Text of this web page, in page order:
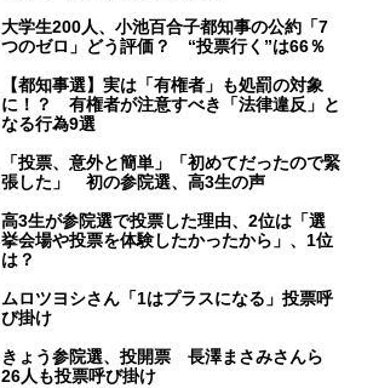
大学生200人、小池百合子都知事の公約「7
つのゼロ」どう評価？ “投票行く”は66％
【都知事選】実は「有権者」も処罰の対象
に！？ 有権者が注意すべき「法律違反」と
なる行為9選
「投票、意外と簡単」「初めてだったので緊
張した」 初の参院選、高3生の声
高3生が参院選で投票した理由、2位は「選
挙会場や投票を体験したかったから」、1位
は？
ムロツヨシさん「1はプラスになる」投票呼
び掛け
きょう参院選、投開票 長澤まさみさんら
26人も投票呼び掛け